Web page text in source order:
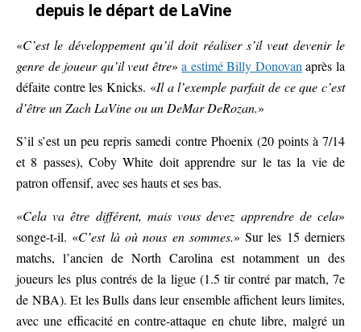
depuis le départ de LaVine
«C’est le développement qu’il doit réaliser s’il veut devenir le
genre de joueur qu’il veut être»a estimé Billy Donovanaprès la
défaite contre les Knicks. «Il a l’exemple parfait de ce que c’est
d’être un Zach LaVine ou un DeMar DeRozan.»
S’il s’est un peu repris samedi contre Phoenix (20 points à 7/14
et 8 passes), Coby White doit apprendre sur le tas la vie de
patron offensif, avec ses hauts et ses bas.
«Cela va être différent, mais vous devez apprendre de cela»
songe-t-il. «C’est là où nous en sommes.» Sur les 15 derniers
matchs, l’ancien de North Carolina est notamment un des
joueurs les plus contrés de la ligue (1.5 tir contré par match, 7e
de NBA). Et les Bulls dans leur ensemble affichent leurs limites,
avec une efficacité en contre-attaque en chute libre, malgré un